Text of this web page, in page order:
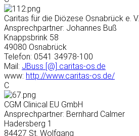
Caritas für die Diözese Osnabrück e. V.
Ansprechpartner: Johannes Buß
Knappsbrink 58
49080 Osnabrück
Telefon: 0541 34978-100
Mail: JBuss [@] caritas-os.de
www: http://www.caritas-os.de/
C
CGM Clinical EU GmbH
Ansprechpartner: Bernhard Calmer
Hadersberg 1
84427 St. Wolfgang